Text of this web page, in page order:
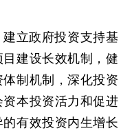
立政府投资支持基
建设长效机制，健
制机制，深化投资
本投资活力和促进
有效投资内生增长